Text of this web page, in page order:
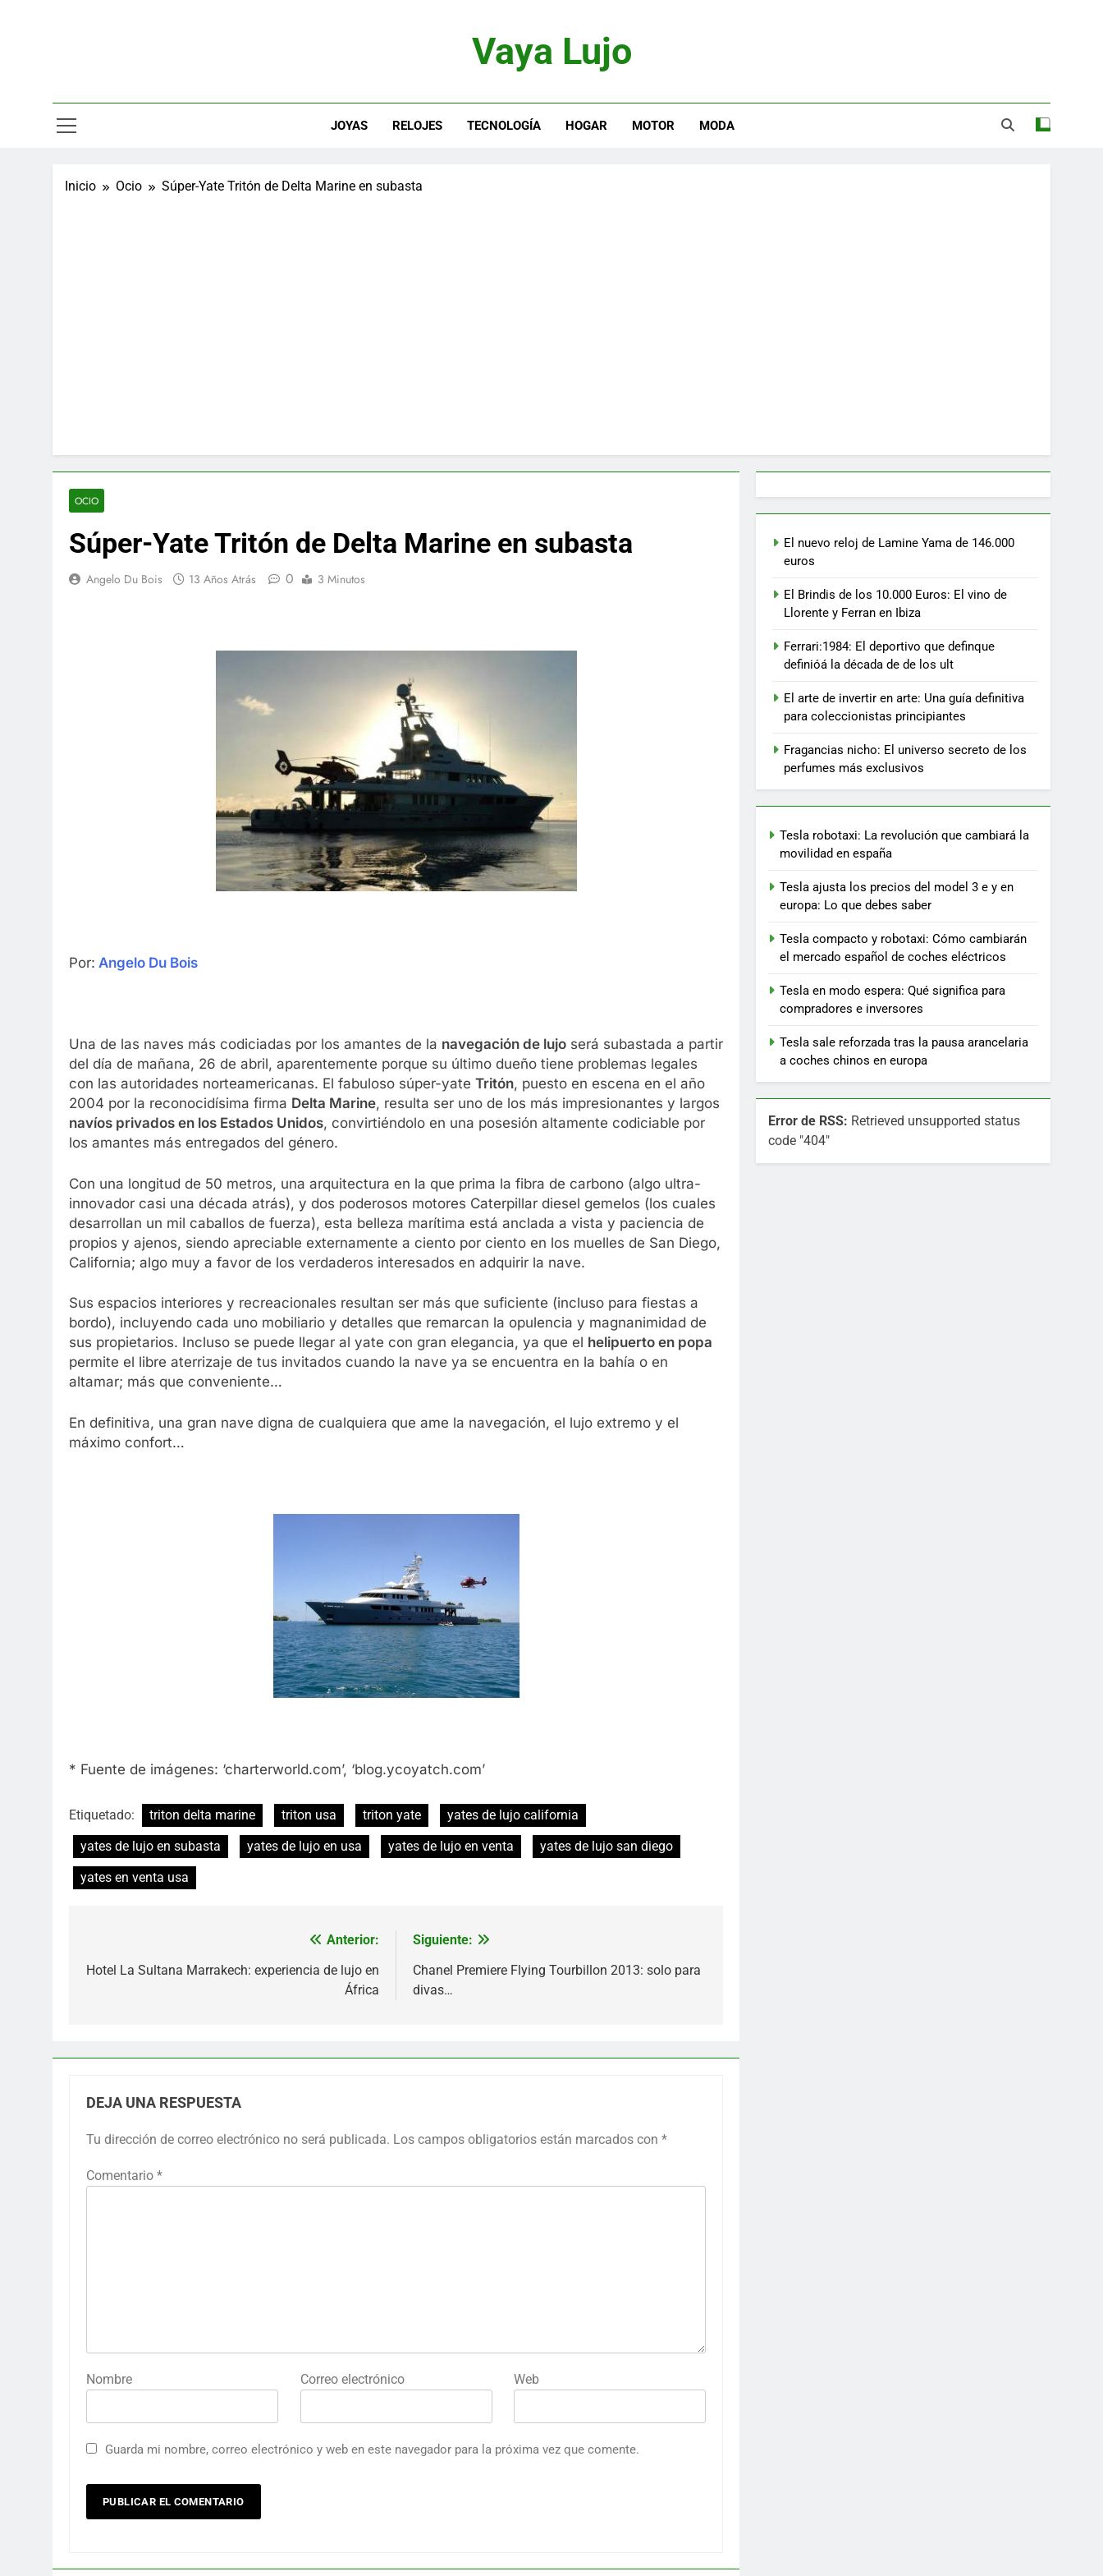
Vaya Lujo
JOYAS RELOJES TECNOLOGÍA HOGAR MOTOR MODA
Inicio Ocio Súper-Yate Tritón de Delta Marine en subasta
OCIO
Súper-Yate Tritón de Delta Marine en subasta
Angelo Du Bois 13 Años Atrás 0 3 Minutos
Por: Angelo Du Bois
Una de las naves más codiciadas por los amantes de la navegación de lujo será subastada a partir
del día de mañana, 26 de abril, aparentemente porque su último dueño tiene problemas legales
con las autoridades norteamericanas. El fabuloso súper-yate Tritón, puesto en escena en el año
2004 por la reconocidísima firma Delta Marine, resulta ser uno de los más impresionantes y largos
navíos privados en los Estados Unidos, convirtiéndolo en una posesión altamente codiciable por
los amantes más entregados del género.
Con una longitud de 50 metros, una arquitectura en la que prima la fibra de carbono (algo ultra-
innovador casi una década atrás), y dos poderosos motores Caterpillar diesel gemelos (los cuales
desarrollan un mil caballos de fuerza), esta belleza marítima está anclada a vista y paciencia de
propios y ajenos, siendo apreciable externamente a ciento por ciento en los muelles de San Diego,
California; algo muy a favor de los verdaderos interesados en adquirir la nave.
Sus espacios interiores y recreacionales resultan ser más que suficiente (incluso para fiestas a
bordo), incluyendo cada uno mobiliario y detalles que remarcan la opulencia y magnanimidad de
sus propietarios. Incluso se puede llegar al yate con gran elegancia, ya que el helipuerto en popa
permite el libre aterrizaje de tus invitados cuando la nave ya se encuentra en la bahía o en
altamar; más que conveniente…
En definitiva, una gran nave digna de cualquiera que ame la navegación, el lujo extremo y el
máximo confort…
* Fuente de imágenes: ‘charterworld.com’, ‘blog.ycoyatch.com’
Etiquetado: triton delta marine triton usa triton yate
yates de lujo california
yates de lujo en subasta
yates de lujo en usa yates de lujo en venta
yates de lujo san diego
yates en venta usa
de
Anterior:
Hotel La Sultana Marrakech: experiencia de lujo en
África
Siguiente:
Chanel Premiere Flying Tourbillon 2013: solo para
divas…
DEJA UNA RESPUESTA
Tu dirección de correo electrónico no será publicada. Los campos obligatorios están marcados con *
Comentario *
Nombre Correo electrónico Web
Guarda mi nombre, correo electrónico y web en este navegador para la próxima vez que comente.
El nuevo reloj de Lamine Yama de 146.000
euros
El Brindis de los 10.000 Euros: El vino de
Llorente y Ferran en Ibiza
Ferrari:1984: El deportivo que definque
definióá la década de de los ult
El arte de invertir en arte: Una guía definitiva
para coleccionistas principiantes
Fragancias nicho: El universo secreto de los
perfumes más exclusivos
Tesla robotaxi: La revolución que cambiará la
movilidad en españa
Tesla ajusta los precios del model 3 e y en
europa: Lo que debes saber
Tesla compacto y robotaxi: Cómo cambiarán
el mercado español de coches eléctricos
Tesla en modo espera: Qué significa para
compradores e inversores
Tesla sale reforzada tras la pausa arancelaria
a coches chinos en europa
Error de RSS: Retrieved unsupported status
code "404"